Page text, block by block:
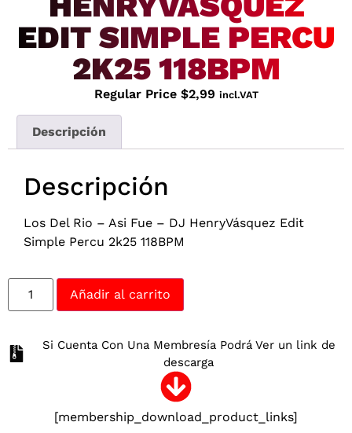
EDIT SIMPLE PERCU
2K25 118BPM
Regular Price $2,99 incl.VAT
Descripción
Descripción
Los Del Rio – Asi Fue – DJ HenryVásquez Edit
Simple Percu 2k25 118BPM
Añadir al carrito
Si Cuenta Con Una Membresía Podrá Ver un link de
descarga
[membership_download_product_links]